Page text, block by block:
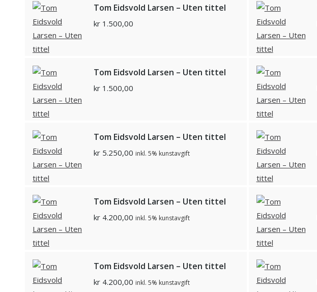
Tom Eidsvold Larsen – Uten tittel
kr 1.500,00
Tom Eidsvold Larsen – Uten tittel
kr 1.500,00
Tom Eidsvold Larsen – Uten tittel
kr 5.250,00 inkl. 5% kunstavgift
Tom Eidsvold Larsen – Uten tittel
kr 4.200,00 inkl. 5% kunstavgift
Tom Eidsvold Larsen – Uten tittel
kr 4.200,00 inkl. 5% kunstavgift